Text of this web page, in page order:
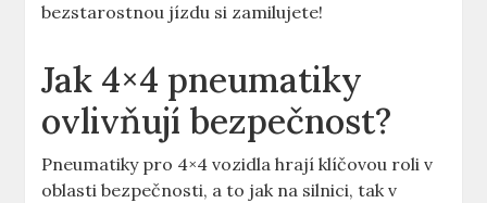
bezstarostnou jízdu si zamilujete!
Jak 4×4 pneumatiky
ovlivňují bezpečnost?
Pneumatiky pro 4×4 vozidla hrají klíčovou roli v
oblasti bezpečnosti, a to jak na silnici, tak v